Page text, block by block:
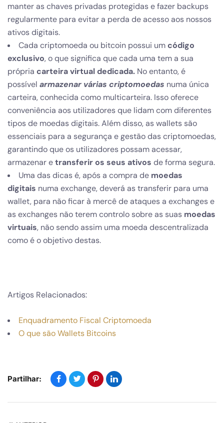
manter as chaves privadas protegidas e fazer backups
regularmente para evitar a perda de acesso aos nossos
ativos digitais.
Cada criptomoeda ou bitcoin possui um código
exclusivo, o que significa que cada uma tem a sua
própria carteira virtual dedicada. No entanto, é
possível armazenar várias criptomoedas numa única
carteira, conhecida como multicarteira. Isso oferece
conveniência aos utilizadores que lidam com diferentes
tipos de moedas digitais. Além disso, as wallets são
essenciais para a segurança e gestão das criptomoedas,
garantindo que os utilizadores possam acessar,
armazenar etransferir os seus ativos de forma segura.
Uma das dicas é, após a compra de moedas
digitais numa exchange, deverá as transferir para uma
wallet, para não ficar à mercê de ataques a exchanges e
as exchanges não terem controlo sobre as suas moedas
virtuais, não sendo assim uma moeda descentralizada
como é o objetivo destas.
Artigos Relacionados:
Enquadramento Fiscal Criptomoeda
O que são Wallets Bitcoins
Partilhar: